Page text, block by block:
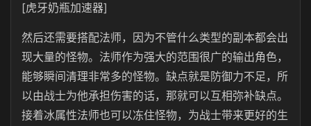
[虎牙奶瓶加速器]
然后还需要搭配法师，因为不管什么类型的副本都会出
现大量的怪物。法师作为强大的范围很广的输出角色，
能够瞬间清理非常多的怪物。缺点就是防御力不足，所
以由战士为他承担伤害的话，那就可以互相弥补缺点。
接着冰属性法师也可以冻住怪物，为战士带来更好的生